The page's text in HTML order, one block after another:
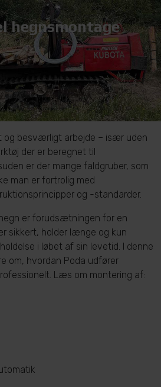
hegnsmontage
og besværligt arbejde – især uden
der er beregnet til
er der mange faldgruber, som
man er fortrolig med
og -standarder.
er forudsætningen for en
sikkert, holder længe og kun
i løbet af sin levetid. I denne
om, hvordan Poda udfører
Læs om montering af: